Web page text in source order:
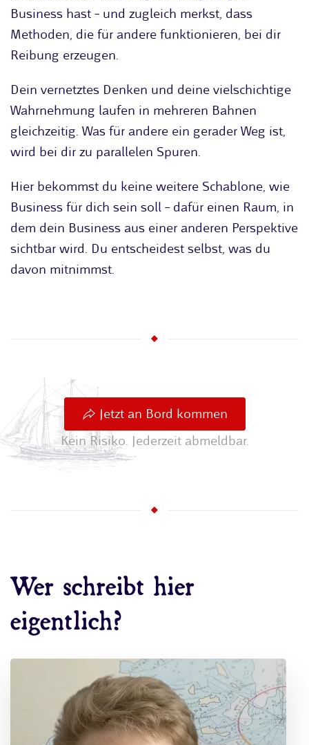
Business hast – und zugleich merkst, dass
Methoden, die für andere funktionieren, bei dir
Reibung erzeugen.
Dein vernetztes Denken und deine vielschichtige
Wahrnehmung laufen in mehreren Bahnen
gleichzeitig. Was für andere ein gerader Weg ist,
wird bei dir zu parallelen Spuren.
Hier bekommst du keine weitere Schablone, wie
Business für dich sein soll – dafür einen Raum, in
dem dein Business aus einer anderen Perspektive
sichtbar wird. Du entscheidest selbst, was du
davon mitnimmst.
Jetzt an Bord kommen
Kein Risiko. Jederzeit abmeldbar.
Wer schreibt hier
eigentlich?